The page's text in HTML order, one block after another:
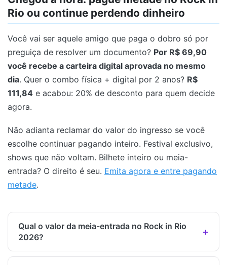
Rio ou continue perdendo dinheiro
Você vai ser aquele amigo que paga o dobro só por
preguiça de resolver um documento? Por R$ 69,90
você recebe a carteira digital aprovada no mesmo
dia. Quer o combo física + digital por 2 anos? R$
111,84 e acabou: 20% de desconto para quem decide
agora.
Não adianta reclamar do valor do ingresso se você
escolhe continuar pagando inteiro. Festival exclusivo,
shows que não voltam. Bilhete inteiro ou meia-
entrada? O direito é seu. Emita agora e entre pagando
metade.
Qual o valor da meia-entrada no Rock in Rio
2026?